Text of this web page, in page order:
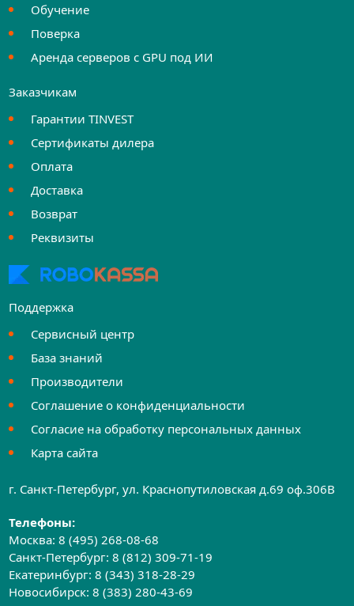
Обучение
Поверка
Аренда серверов с GPU под ИИ
Заказчикам
Гарантии TINVEST
Сертификаты дилера
Оплата
Доставка
Возврат
Реквизиты
Поддержка
Сервисный центр
База знаний
Производители
Соглашение о конфиденциальности
Согласие на обработку персональных данных
Карта сайта
г. Санкт-Петербург, ул. Краснопутиловская д.69 оф.306B
Телефоны:
Москва:8 (495) 268-08-68
Санкт-Петербург:8 (812) 309-71-19
Екатеринбург:8 (343) 318-28-29
Новосибирск:8 (383) 280-43-69